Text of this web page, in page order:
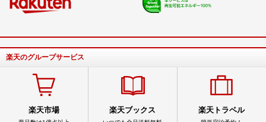
楽天のグループサービス
楽天市場 楽天ブックス 楽天トラベル